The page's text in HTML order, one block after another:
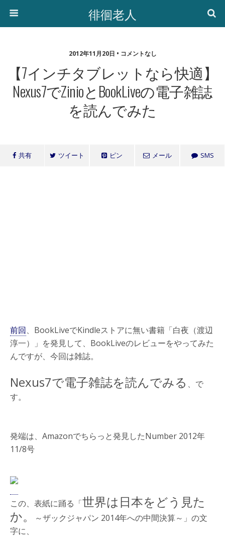
徘徊老人
2012年11月20日 • コメントなし
【7インチタブレットなら快適】
Nexus7でzinioとBookLiveの電子雑誌
を読んでみた
共有 ツイート ピン メール SMS
前回、BookLiveでKindleストアに無い書籍「白夜（渡辺
淳一）」を発見して、BookLiveのレビューをやってみた
んですが、今回は雑誌。
Nexus7で電子雑誌を読んでみる 、で
す。
発端は、Amazonでちらっと発見したNumber 2012年
11/8号
この、表紙に踊る「世界は日本をどう見た
か。
～ザックジャパン 2014年への中間決算～」の文
字に、